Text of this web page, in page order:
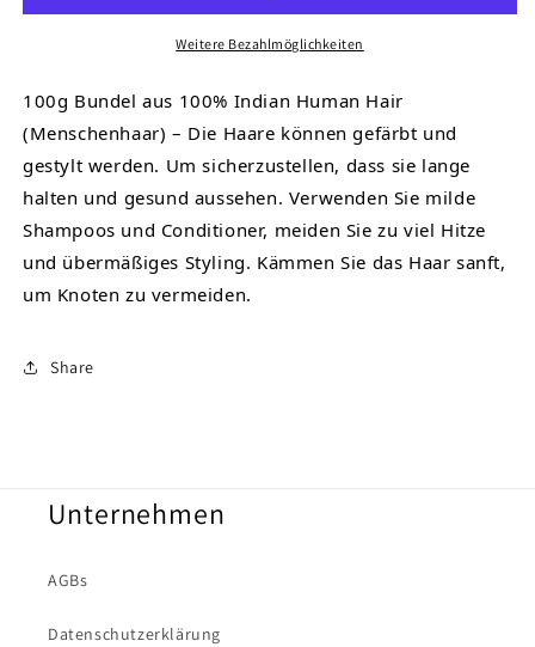
20&quot;
20&quot;
Weitere Bezahlmöglichkeiten
100g Bundel aus 100% Indian Human Hair
(Menschenhaar) – Die Haare können gefärbt und
gestylt werden. Um sicherzustellen, dass sie lange
halten und gesund aussehen. Verwenden Sie milde
Shampoos und Conditioner, meiden Sie zu viel Hitze
und übermäßiges Styling. Kämmen Sie das Haar sanft,
um Knoten zu vermeiden.
Share
Unternehmen
AGBs
Datenschutzerklärung